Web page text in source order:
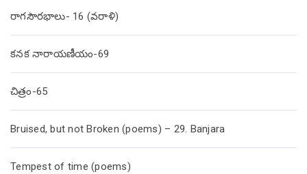
రాగసౌరభాలు- 16 (వరాళి)
కనక నారాయణీయం-69
చిత్రం-65
Bruised, but not Broken (poems) – 29. Banjara
Tempest of time (poems)